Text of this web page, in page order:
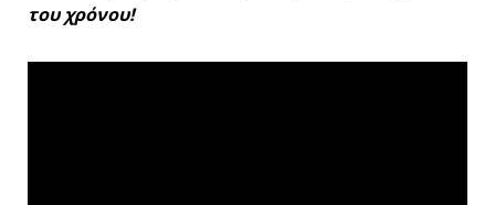
του χρόνου!